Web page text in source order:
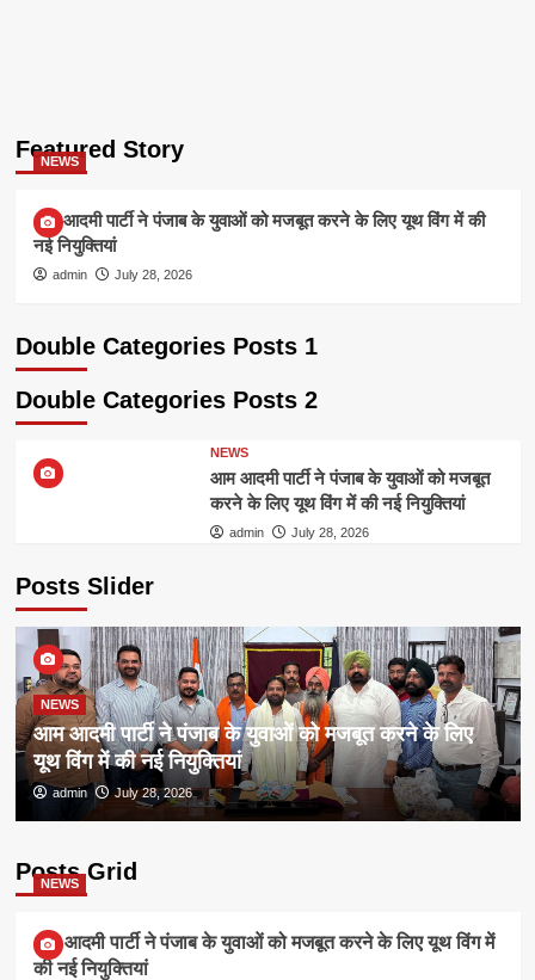
Featured Story
NEWS
आम आदमी पार्टी ने पंजाब के युवाओं को मजबूत करने के लिए यूथ विंग में की
नई नियुक्तियां
admin July 28, 2026
Double Categories Posts 1
Double Categories Posts 2
NEWS
आम आदमी पार्टी ने पंजाब के युवाओं को मजबूत
करने के लिए यूथ विंग में की नई नियुक्तियां
admin July 28, 2026
Posts Slider
NEWS
आम आदमी पार्टी ने पंजाब के युवाओं को मजबूत करने के लिए
यूथ विंग में की नई नियुक्तियां
admin July 28, 2026
Posts Grid
NEWS
आम आदमी पार्टी ने पंजाब के युवाओं को मजबूत करने के लिए यूथ विंग में
की नई नियुक्तियां